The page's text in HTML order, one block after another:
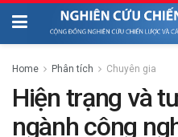
Home Phân tích Chuyên gia
Hiện trạng và
ngành công